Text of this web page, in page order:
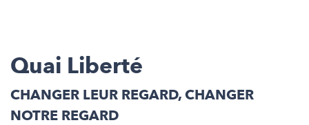
Quai Liberté
CHANGER LEUR REGARD, CHANGER
NOTRE REGARD